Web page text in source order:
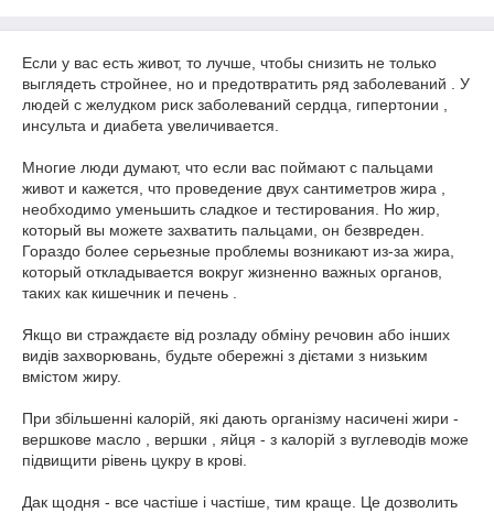
Если у вас есть живот, то лучше, чтобы снизить не только
выглядеть стройнее, но и предотвратить ряд заболеваний . У
людей с желудком риск заболеваний сердца, гипертонии ,
инсульта и диабета увеличивается.
Многие люди думают, что если вас поймают с пальцами
живот и кажется, что проведение двух сантиметров жира ,
необходимо уменьшить сладкое и тестирования. Но жир,
который вы можете захватить пальцами, он безвреден.
Гораздо более серьезные проблемы возникают из-за жира,
который откладывается вокруг жизненно важных органов,
таких как кишечник и печень .
Якщо ви страждаєте від розладу обміну речовин або інших
видів захворювань, будьте обережні з дієтами з низьким
вмістом жиру.
При збільшенні калорій, які дають організму насичені жири -
вершкове масло , вершки , яйця - з калорій з вуглеводів може
підвищити рівень цукру в крові.
Дак щодня - все частіше і частіше, тим краще. Це дозволить